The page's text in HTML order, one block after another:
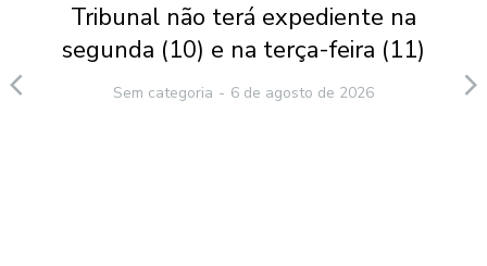
Tribunal não terá expediente na
segunda (10) e na terça-feira (11)
Sem categoria 6 de agosto de 2026